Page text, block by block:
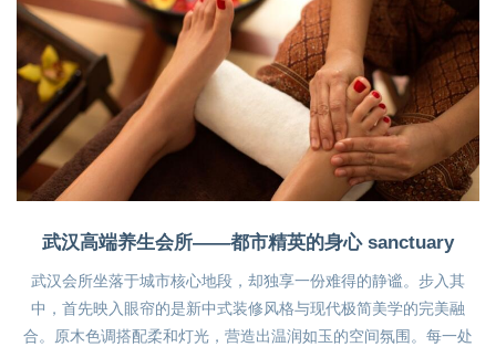
武汉高端养生会所——都市精英的身心 sanctuary
武汉会所坐落于城市核心地段，却独享一份难得的静谧。步入其
中，首先映入眼帘的是新中式装修风格与现代极简美学的完美融
合。原木色调搭配柔和灯光，营造出温润如玉的空间氛围。每一处